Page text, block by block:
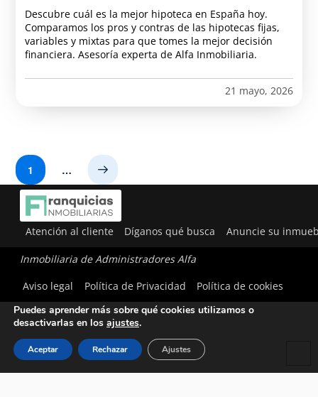
Descubre cuál es la mejor hipoteca en España hoy.
Comparamos los pros y contras de las hipotecas fijas,
variables y mixtas para que tomes la mejor decisión
financiera. Asesoría experta de Alfa Inmobiliaria.
21 mayo, 2026
1 … Next
Atención al cliente Díganos qué busca Anuncie su
Inmobiliaria de Administradores Alfa
Aviso legal
Política de Privacidad Política de cookies
Utilizamos cookies para ofrecerte la mejor experiencia en
Puedes aprender más sobre qué cookies utilizamos o
desactivarlas en los ajustes.
Aceptar Rechazar Ajustes